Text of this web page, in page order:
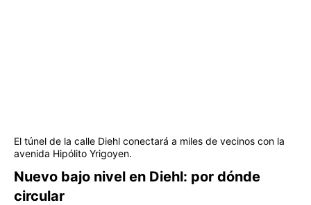
El túnel de la calle Diehl conectará a miles de vecinos con la
avenida Hipólito Yrigoyen.
Nuevo bajo nivel en Diehl: por dónde
circular